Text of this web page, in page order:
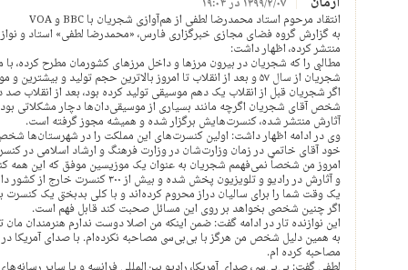
انتقاد مرحوم استاد محمدرضا لطفی از هم‌آوازی شجریان با BBC و VOA
به گزارش گروه فضای مجازی خبرگزاری فارس، «محمدرضا لطفی» استاد و
منتشر کرده، اظهار داشت:
مطالبی را که شجریان در بیرون مرزها و داخل مرزهای کشورمان مطرح‌ کرده،
شجریان از سال ۵۷ و بعد از انقلاب تا امروز بالاترین حجم تولید و بیشترین و موفق‌ترین کنسرت‌ها را داشته است.
اگر شجریان قبل از انقلاب یک دهم موسیقی تولید کرده بود، بعد از انقلاب
شخص آقای شجریان اگرچه مانند بسیاری از موسیقی‌دان‌ها دچار مشکلاتی
آثارش منتشر شده، کنسرت‌هایش برگزار شده و همیشه مجوز گرفته است.
وی در ادامه اظهار داشت: اولین کنسرت‌های این مملکت را در شهرستان‌ها
خود آقای خاتمی در زمان وزارت‌شان در وزارت فرهنگ و ارشاد اسلامی در
امروز من شخصاً نمی‌فهمم شجریان به عنوان یک موزیسین موفق که این همه
و آثارش در رادیو و تلویزیون پخش شده و بیش از ۳۰۰ کنسرت خارج از کشور داشته، چرا اکنون اعتراض می‌کند؟‌ من این را نمی‌فهمم.
یک وقت شما را برای سالیان دراز محروم کرده‌اند و با کلی بدبختی یک کنسرت
اگر چنین شخصی بخواهد بر روی این مسائل صحبت کند قابل فهم است.
این نوازنده تار در ادامه گفت: ضمن اینکه من اصلا دوست ندارم هنرمندان‌
مصاحبه کرده‌ ام.